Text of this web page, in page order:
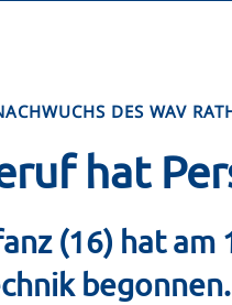
DES WAV
hat
(16) hat